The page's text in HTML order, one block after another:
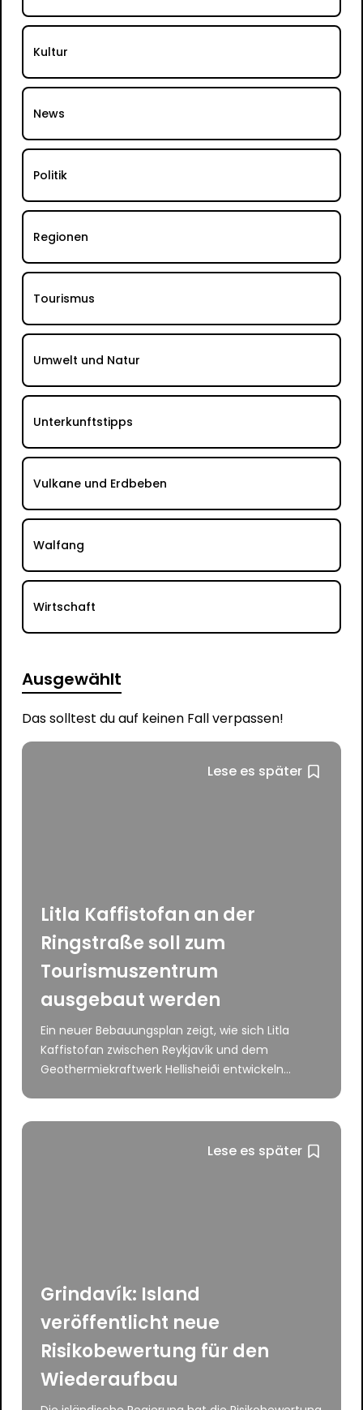
Kultur
News
Politik
Regionen
Tourismus
Umwelt und Natur
Unterkunftstipps
Vulkane und Erdbeben
Walfang
Wirtschaft
Ausgewählt
Das solltest du auf keinen Fall verpassen!
Lese es später
Litla Kaffistofan an der
Ringstraße soll zum
Tourismuszentrum
ausgebaut werden
Ein neuer Bebauungsplan zeigt, wie sich Litla
Kaffistofan zwischen Reykjavík und dem
Geothermiekraftwerk Hellisheiði entwickeln...
Lese es später
Grindavík: Island
veröffentlicht neue
Risikobewertung für den
Wiederaufbau